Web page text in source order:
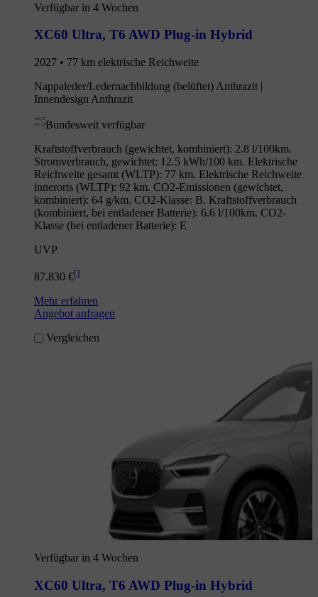
Verfügbar in 4 Wochen
XC60 Ultra, T6 AWD Plug-in Hybrid
2027 • 77 km elektrische Reichweite
Nappaleder/Ledernachbildung (belüftet) Anthrazit |
Innendesign Anthrazit
Bundesweit verfügbar
Kraftstoffverbrauch (gewichtet, kombiniert): 2.8 l/100km.
Stromverbrauch, gewichtet: 12.5 kWh/100 km. Elektrische
Reichweite gesamt (WLTP): 77 km. Elektrische Reichweite
innerorts (WLTP): 92 km. CO2-Emissionen (gewichtet,
kombiniert): 64 g/km. CO2-Klasse: B. Kraftstoffverbrauch
(kombiniert, bei entladener Batterie): 6.6 l/100km. CO2-
Klasse (bei entladener Batterie): E
UVP
87.830 €[]
Mehr erfahren
Angebot anfragen
Vergleichen
Verfügbar in 4 Wochen
XC60 Ultra, T6 AWD Plug-in Hybrid